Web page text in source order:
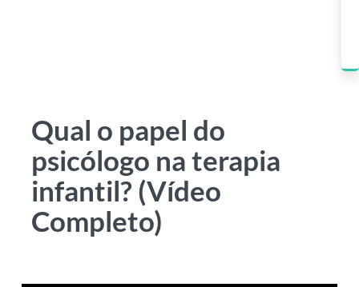
Qual o papel do
psicólogo na terapia
infantil? (Vídeo
Completo)